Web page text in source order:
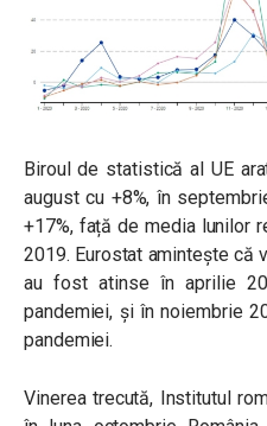
Biroul de statistică al UE
august cu +8%, în
+17%, față de media lunilor
2019. Eurostat amintește că
au fost atinse în aprilie
pandemiei, și în noiembrie
pandemiei.
Vinerea trecută, Institutul